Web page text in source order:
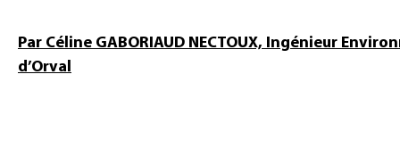
Par Céline GABORIAUD NECTOUX, Ingénieur
d’Orval